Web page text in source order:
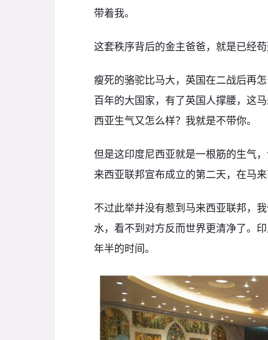
带着我。
这套秩序背后的金主爸爸，就是已经苟
瘦死的骆驼比马大，英国在二战后再
百年的大国家，有了英国人撑腰，这
西亚生气又怎么样？我就是不带你。
但是这印度尼西亚就是一根筋的生气
来西亚联邦宣布成立的第二天，在马
不过此举并没有惹到马来西亚联邦，
水，看不到对方反而世界更清净了。
年半的时间。